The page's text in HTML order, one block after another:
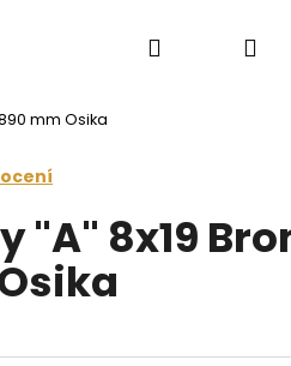
Saunové doplňky
Hledat
mm Osika
"A" 8x19